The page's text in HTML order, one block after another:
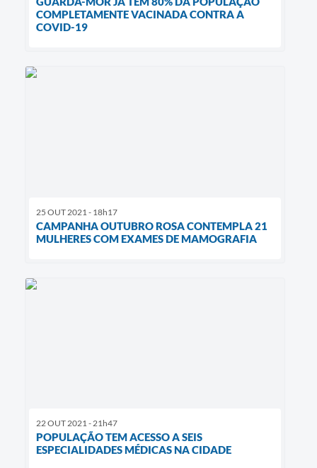
COMPLETAMENTE VACINADA CONTRA A
COVID-19
25 OUT 2021 - 18h17
CAMPANHA OUTUBRO ROSA CONTEMPLA 21
MULHERES COM EXAMES DE MAMOGRAFIA
22 OUT 2021 - 21h47
POPULAÇÃO TEM ACESSO A SEIS
ESPECIALIDADES MÉDICAS NA CIDADE